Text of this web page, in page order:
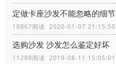
定做卡座沙发不能忽略的细节
10867阅读 2020-01-07 21:15:50
选购沙发 沙发怎么鉴定好坏
11289阅读 2019-08-11 15:05:01